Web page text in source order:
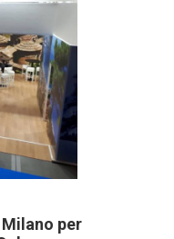
Milano per